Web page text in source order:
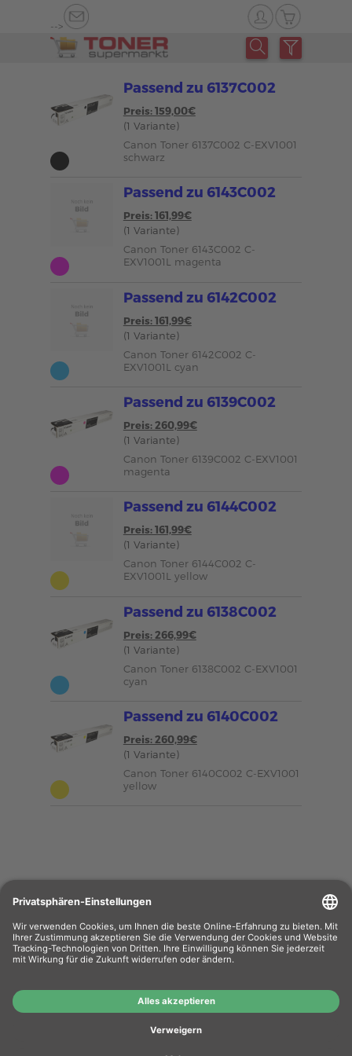
-->
Passend zu 6137C002
Preis: 159,00€
(1 Variante)
Canon Toner 6137C002 C-EXV1001
schwarz
Passend zu 6143C002
Preis: 161,99€
(1 Variante)
Canon Toner 6143C002 C-
EXV1001L magenta
Passend zu 6142C002
Preis: 161,99€
(1 Variante)
Canon Toner 6142C002 C-
EXV1001L cyan
Passend zu 6139C002
Preis: 260,99€
(1 Variante)
Canon Toner 6139C002 C-EXV1001
magenta
Passend zu 6144C002
Preis: 161,99€
(1 Variante)
Canon Toner 6144C002 C-
EXV1001L yellow
Passend zu 6138C002
Preis: 266,99€
(1 Variante)
Canon Toner 6138C002 C-EXV1001
cyan
Passend zu 6140C002
Preis: 260,99€
(1 Variante)
Canon Toner 6140C002 C-EXV1001
yellow
Wiederverkäufer: Das Angebot unseres Web-
Shops richtet sich nicht an Wiederverkäufer.